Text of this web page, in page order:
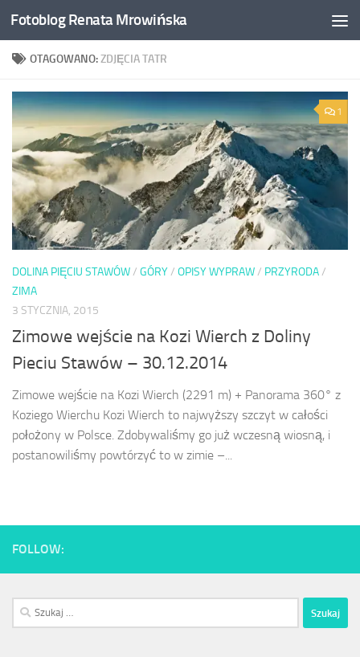
Przeskocz do treści
Fotoblog Renata Mrowińska
OTAGOWANO:ZDJĘCIA TATR
1
DOLINA PIĘCIU STAWÓW/ GÓRY/ OPISY WYPRAW/ PRZYRODA/
ZIMA
3 STYCZNIA, 2015
Zimowe wejście na Kozi Wierch z Doliny
Pieciu Stawów – 30.12.2014
Zimowe wejście na Kozi Wierch (2291 m) + Panorama 360° z
Koziego Wierchu Kozi Wierch to najwyższy szczyt w całości
położony w Polsce. Zdobywaliśmy go już wczesną wiosną, i
postanowiliśmy powtórzyć to w zimie –...
FOLLOW:
Szukaj: